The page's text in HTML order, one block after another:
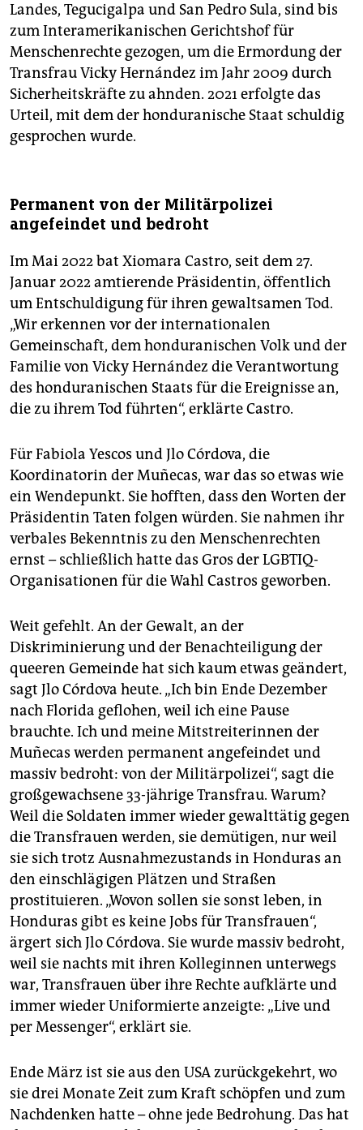
Landes, Tegucigalpa und San Pedro Sula, sind bis
zum Interamerikanischen Gerichtshof für
Menschenrechte gezogen, um die Ermordung der
Transfrau Vicky Hernández im Jahr 2009 durch
Sicherheitskräfte zu ahnden. 2021 erfolgte das
Urteil, mit dem der honduranische Staat schuldig
gesprochen wurde.
Permanent von der Militärpolizei
angefeindet und bedroht
Im Mai 2022 bat Xiomara Castro, seit dem 27.
Januar 2022 amtierende Präsidentin, öffentlich
um Entschuldigung für ihren gewaltsamen Tod.
„Wir erkennen vor der internationalen
Gemeinschaft, dem hondu­ra­nischen Volk und der
Familie von Vicky Hernández die Verantwortung
des honduranischen Staats für die Ereignisse an,
die zu ihrem Tod führten“, erklärte Castro.
Für Fabiola Yescos und Jlo Córdova, die
Koordinatorin der Muñecas, war das so etwas wie
ein Wendepunkt. Sie hofften, dass den Worten der
Präsidentin Taten folgen würden. Sie nahmen ihr
verbales Bekenntnis zu den Menschenrechten
ernst – schließlich hatte das Gros der LGBTIQ-
Organisationen für die Wahl Castros geworben.
Weit gefehlt. An der Gewalt, an der
Diskriminierung und der Benachteiligung der
queeren Gemeinde hat sich kaum etwas geändert,
sagt Jlo Córdova heute. „Ich bin Ende Dezember
nach Florida geflohen, weil ich eine Pause
brauchte. Ich und meine Mitstreiterinnen der
Muñecas werden permanent angefeindet und
massiv bedroht: von der Militärpolizei“, sagt die
großgewachsene 33-jährige Transfrau. Warum?
Weil die Soldaten immer wieder gewalttätig gegen
die Transfrauen werden, sie demütigen, nur weil
sie sich trotz Ausnahmezustands in Honduras an
den einschlägigen Plätzen und Straßen
prostituieren. „Wovon sollen sie sonst leben, in
Honduras gibt es keine Jobs für Transfrauen“,
ärgert sich Jlo Córdova. Sie wurde massiv bedroht,
weil sie nachts mit ihren Kolleginnen unterwegs
war, Transfrauen über ihre Rechte aufklärte und
immer wieder Uniformierte anzeigte: „Live und
per Messenger“, erklärt sie.
Ende März ist sie aus den USA zurückgekehrt, wo
sie drei Monate Zeit zum Kraft schöpfen und zum
Nachdenken hatte – ohne jede Bedrohung. Das hat